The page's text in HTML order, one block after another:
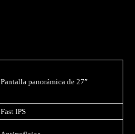
Pantalla panorámica de 27″
Fast IPS